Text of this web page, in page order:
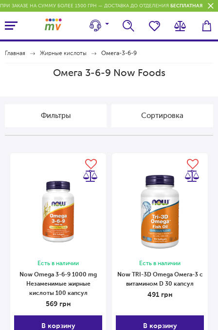
ПРИ ЗАКАЗЕ НА СУММУ БОЛЕЕ 1500 ГРН — ДОСТАВКА ДО ОТДЕЛЕНИЯ БЕСПЛАТНАЯ
Главная Жирные кислоты Омега-3-6-9
Омега 3-6-9 Now Foods
Фильтры Cортировка
Есть в наличии
Now Omega 3-6-9 1000 mg
Незаменимые жирные
кислоты 100 капсул
569 грн
В корзину
Есть в наличии
Now TRI-3D Оmega Омега-3 с
витамином D 30 капсул
491 грн
В корзину